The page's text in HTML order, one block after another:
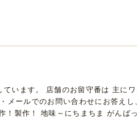
います。 店舗のお留守番は 主に
メールでのお問い合わせにお答えし
！製作！ 地味～にちまちま がんば